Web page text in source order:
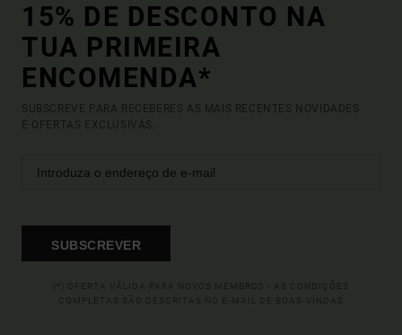
15% DE DESCONTO NA
TUA PRIMEIRA
ENCOMENDA*
SUBSCREVE PARA RECEBERES AS MAIS RECENTES NOVIDADES
E OFERTAS EXCLUSIVAS.
SUBSCREVER